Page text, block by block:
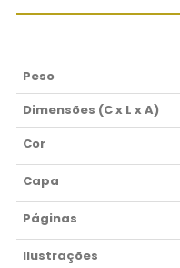
Peso
Dimensões (C x L x A)
Cor
Capa
Páginas
Ilustrações